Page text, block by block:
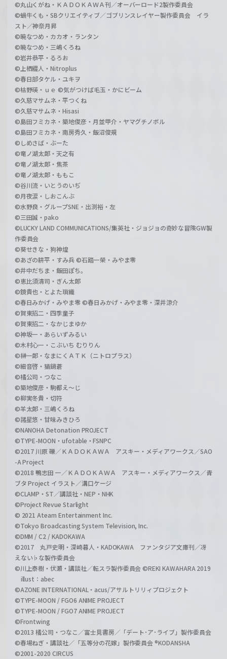
©丸山くがね・ＫＡＤＯＫＡＷＡ刊／オーバーロード2製作委員会
©蝸牛くも・SBクリエイティブ／ゴブリンスレイヤー製作委員会 イラ
スト／神奈月昇
©暁なつめ・カカオ・ランタン
©暁なつめ・三嶋くろね
©岩井恭平・るろお
©上栖綴人・Nitroplus
©春日部タケル・ユキヲ
©枯野瑛・ｕｅ ©気がつけば毛玉・かにビーム
©久慈マサムネ・平つくね
©久慈マサムネ・Hisasi
©島田フミカネ・築地俊彦・月並甲介・ヤマグチノボル
©島田フミカネ・南房秀久・飯沼俊規
©しめさば・ぶーた
©竜ノ湖太郎・天之有
©竜ノ湖太郎・焦茶
©竜ノ湖太郎・ももこ
©谷川流・いとうのいぢ
©月夜涙・しおこんぶ
©水野良・グループSNE・出渕裕・左
©三田誠・pako
©LUCKY LAND COMMUNICATIONS/集英社・ジョジョの奇妙な冒険GW製
作委員会
©葵せきな・狗神煌
©あざの耕平・すみ兵 ©石踏一榮・みやま零
©井中だちま・飯田ぽち。
©恵比須清司・ぎん太郎
©鏡貴也・とよた瑣織
©春日みかげ・みやま零 ©春日みかげ・みやま零・深井涼介
©賀東招二・四季童子
©賀東招二・なかじまゆか
©神坂一・あらいずみるい
©木村心一・こぶいち むりりん
©榊一郎・なまにくＡＴＫ（ニトロプラス）
©細音啓・猫鍋蒼
©橘公司・つなこ
©築地俊彦・駒都え～じ
©柳実冬貴・切符
©羊太郎・三嶋くろね
©諸星悠・甘味みきひろ
©NANOHA Detonation PROJECT
©TYPE-MOON・ufotable・FSNPC
©2017 川原 礫／ＫＡＤＯＫＡＷＡ アスキー・メディアワークス／SAO
-A Project
©2018 鴨志田 一／ＫＡＤＯＫＡＷＡ アスキー・メディアワークス／青
ブタ Project イラスト／溝口ケージ
©CLAMP・ST／講談社・NEP・NHK
©Project Revue Starlight
© 2021 Ateam Entertainment Inc.
©Tokyo Broadcasting System Television, Inc.
©DMM / C2 / KADOKAWA
©2017 丸戸史明・深崎暮人・KADOKAWA ファンタジア文庫刊／冴
えない♭な製作委員会
©川上泰樹・伏瀬・講談社／転スラ製作委員会 ©REKI KAWAHARA 2019
illust：abec
©AZONE INTERNATIONAL・acus/アサルトリリィプロジェクト
©TYPE-MOON / FGO6 ANIME PROJECT
©TYPE-MOON / FGO7 ANIME PROJECT
©Frontwing
©2013 橘公司・つなこ／富士見書房／「デート･ア･ライブ」製作委員会
©春場ねぎ・講談社／「五等分の花嫁」製作委員会 ®KODANSHA
©2001-2020 CIRCUS